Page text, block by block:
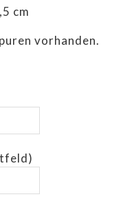
cm
vorhanden.